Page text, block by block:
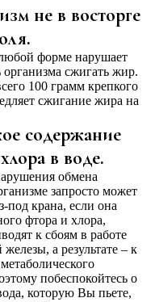
не в восторге
форме нарушает
организма сжигать жир.
100 грамм крепкого
сжигание жира на
содержание
в воде.
обмена
запросто может
под крана, если она
фтора и хлора,
к сбоям в работе
а результате – к
побеспокойтесь о
которую Вы пьете,